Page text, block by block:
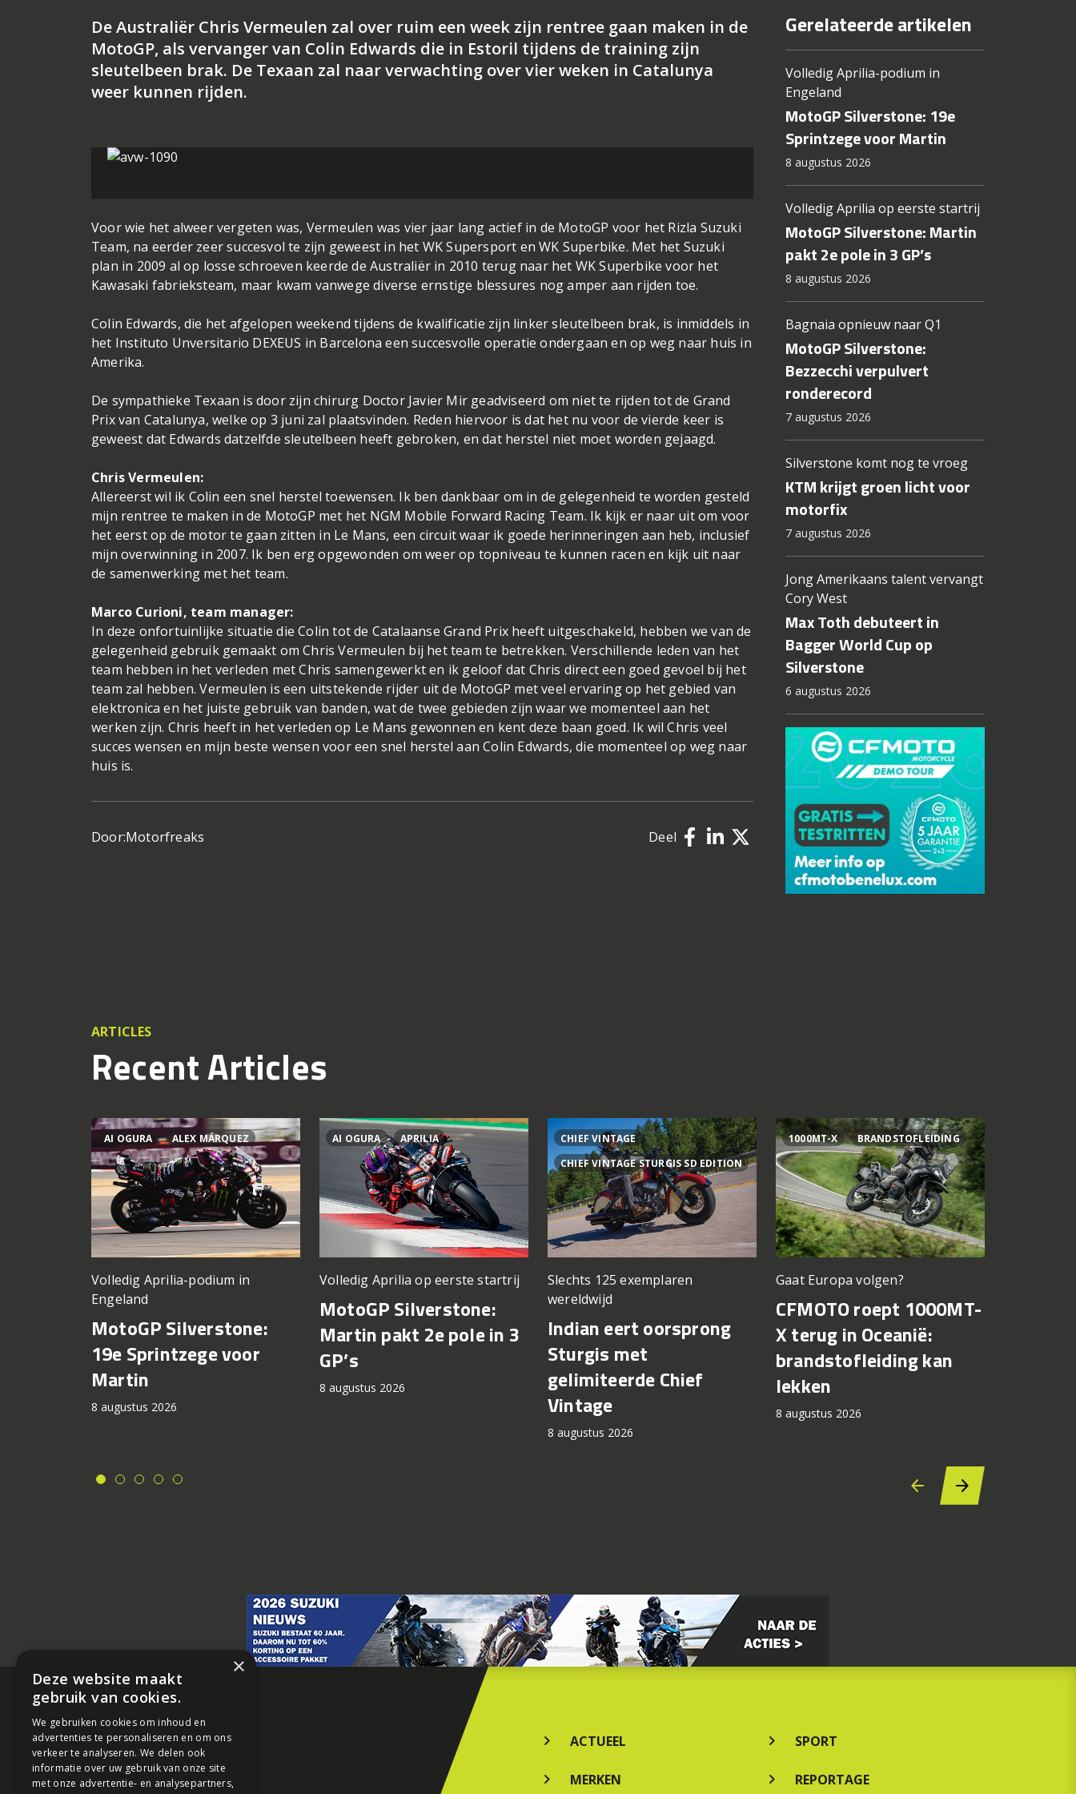
De Australiër Chris Vermeulen zal over ruim een week zijn rentree gaan maken in de
MotoGP, als vervanger van Colin Edwards die in Estoril tijdens de training zijn
sleutelbeen brak. De Texaan zal naar verwachting over vier weken in Catalunya
weer kunnen rijden.
Voor wie het alweer vergeten was, Vermeulen was vier jaar lang actief in de MotoGP voor het Rizla Suzuki
Team, na eerder zeer succesvol te zijn geweest in het WK Supersport en WK Superbike. Met het Suzuki
plan in 2009 al op losse schroeven keerde de Australiër in 2010 terug naar het WK Superbike voor het
Kawasaki fabrieksteam, maar kwam vanwege diverse ernstige blessures nog amper aan rijden toe.
Colin Edwards, die het afgelopen weekend tijdens de kwalificatie zijn linker sleutelbeen brak, is inmiddels in
het Instituto Unversitario DEXEUS in Barcelona een succesvolle operatie ondergaan en op weg naar huis in
Amerika.
De sympathieke Texaan is door zijn chirurg Doctor Javier Mir geadviseerd om niet te rijden tot de Grand
Prix van Catalunya, welke op 3 juni zal plaatsvinden. Reden hiervoor is dat het nu voor de vierde keer is
geweest dat Edwards datzelfde sleutelbeen heeft gebroken, en dat herstel niet moet worden gejaagd.
Chris Vermeulen:
Allereerst wil ik Colin een snel herstel toewensen. Ik ben dankbaar om in de gelegenheid te worden gesteld
mijn rentree te maken in de MotoGP met het NGM Mobile Forward Racing Team. Ik kijk er naar uit om voor
het eerst op de motor te gaan zitten in Le Mans, een circuit waar ik goede herinneringen aan heb, inclusief
mijn overwinning in 2007. Ik ben erg opgewonden om weer op topniveau te kunnen racen en kijk uit naar
de samenwerking met het team.
Marco Curioni, team manager:
In deze onfortuinlijke situatie die Colin tot de Catalaanse Grand Prix heeft uitgeschakeld, hebben we van de
gelegenheid gebruik gemaakt om Chris Vermeulen bij het team te betrekken. Verschillende leden van het
team hebben in het verleden met Chris samengewerkt en ik geloof dat Chris direct een goed gevoel bij het
team zal hebben. Vermeulen is een uitstekende rijder uit de MotoGP met veel ervaring op het gebied van
elektronica en het juiste gebruik van banden, wat de twee gebieden zijn waar we momenteel aan het
werken zijn. Chris heeft in het verleden op Le Mans gewonnen en kent deze baan goed. Ik wil Chris veel
succes wensen en mijn beste wensen voor een snel herstel aan Colin Edwards, die momenteel op weg naar
huis is.
Door:Motorfreaks Deel
Gerelateerde artikelen
Volledig Aprilia-podium in
Engeland
MotoGP Silverstone: 19e
Sprintzege voor Martin
8 augustus 2026
Volledig Aprilia op eerste startrij
MotoGP Silverstone: Martin
pakt 2e pole in 3 GP’s
8 augustus 2026
Bagnaia opnieuw naar Q1
MotoGP Silverstone:
Bezzecchi verpulvert
ronderecord
7 augustus 2026
Silverstone komt nog te vroeg
KTM krijgt groen licht voor
motorfix
7 augustus 2026
Jong Amerikaans talent vervangt
Cory West
Max Toth debuteert in
Bagger World Cup op
Silverstone
6 augustus 2026
ARTICLES
Recent Articles
AI OGURA ALEX MÁRQUEZ
Volledig Aprilia-podium in
Engeland
MotoGP Silverstone:
19e Sprintzege voor
Martin
8 augustus 2026
AI OGURA APRILIA
Volledig Aprilia op eerste startrij
MotoGP Silverstone:
Martin pakt 2e pole in 3
GP’s
8 augustus 2026
CHIEF VINTAGE
CHIEF VINTAGE STURGIS SD EDITION
Slechts 125 exemplaren
wereldwijd
Indian eert oorsprong
Sturgis met
gelimiteerde Chief
Vintage
8 augustus 2026
1000MT-X BRANDSTOFLEIDING
Gaat Europa volgen?
CFMOTO roept 1000MT-
X terug in Oceanië:
brandstofleiding kan
lekken
8 augustus 2026
ACTUEEL
MERKEN
SPORT
REPORTAGE
×
Deze website maakt
gebruik van cookies.
We gebruiken cookies om inhoud en
advertenties te personaliseren en om ons
verkeer te analyseren. We delen ook
informatie over uw gebruik van onze site
met onze advertentie- en analysepartners,